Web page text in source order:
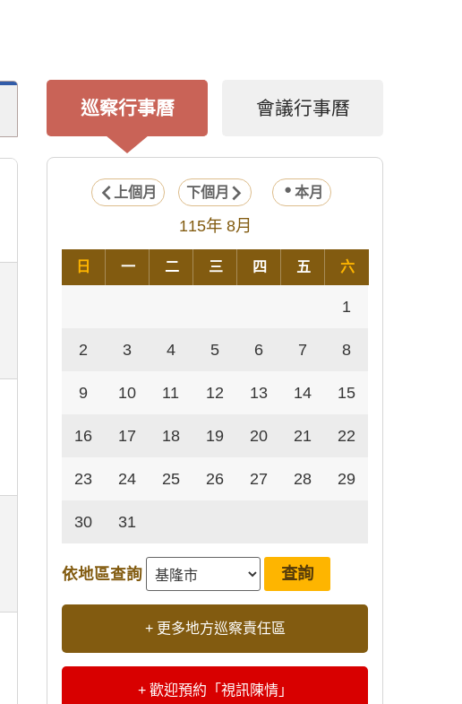
巡察行事曆 會議行事曆
上個月 下個月 本月
115年 8月
日 一 二 三 四 五 六
1
2 3 4 5 6 7 8
9 10 11 12 13 14 15
16 17 18 19 20 21 22
23 24 25 26 27 28 29
30 31
依地區查詢
+ 更多地方巡察責任區
+ 歡迎預約「視訊陳情」